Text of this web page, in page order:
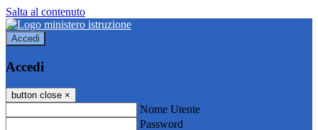
Salta al contenuto
Accedi
Accedi
button close ×
Nome Utente
Password